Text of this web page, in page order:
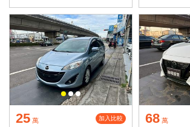
25 萬 加入比較 68 萬